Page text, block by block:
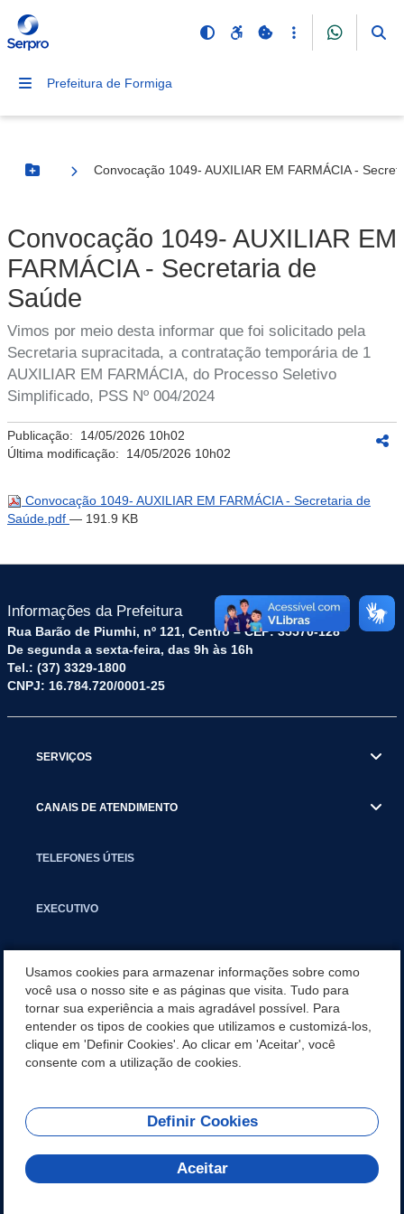
Prefeitura de Formiga
Botão Menu
Convocação 1049- AUXILIAR EM FARMÁCIA -
Convocação 1049- AUXILIAR EM
FARMÁCIA - Secretaria de
Saúde
Vimos por meio desta informar que foi solicitado pela
Secretaria supracitada, a contratação temporária de 1
AUXILIAR EM FARMÁCIA, do Processo Seletivo
Simplificado, PSS Nº 004/2024
Publicação: 14/05/2026 10h02
Última modificação: 14/05/2026 10h02
Convocação 1049- AUXILIAR EM FARMÁCIA - Secretaria de
Saúde.pdf — 191.9 KB
Informações da Prefeitura
Rua Barão de Piumhi, nº 121, Centro – CEP: 35570-128
De segunda a sexta-feira, das 9h às 16h
Tel.: (37) 3329-1800
CNPJ: 16.784.720/0001-25
SERVIÇOS
CANAIS DE ATENDIMENTO
TELEFONES ÚTEIS
EXECUTIVO
APLICATIVO
SECRETARIAS
REDES SOCIAIS
Usamos cookies para armazenar informações sobre como
você usa o nosso site e as páginas que visita. Tudo para
tornar sua experiência a mais agradável possível. Para
entender os tipos de cookies que utilizamos e customizá-los,
clique em 'Definir Cookies'. Ao clicar em 'Aceitar', você
consente com a utilização de cookies.
Definir Cookies
Aceitar